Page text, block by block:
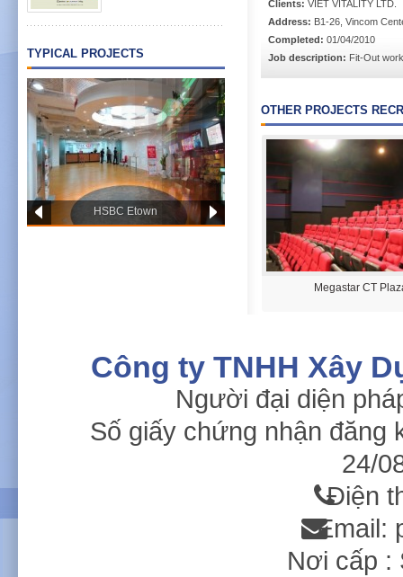
TYPICAL PROJECTS
HSBC Etown
Clients: VIET VITALITY LTD.
Address: B1-26, Vincom
Completed: 01/04/2010
Job description: Fit-Out
OTHER PROJECTS
Megastar CT
Công ty TNHH Xây
Người đại diện
Số giấy chứng nhận đăng
24/
Điện
Email:
Nơi cấp :